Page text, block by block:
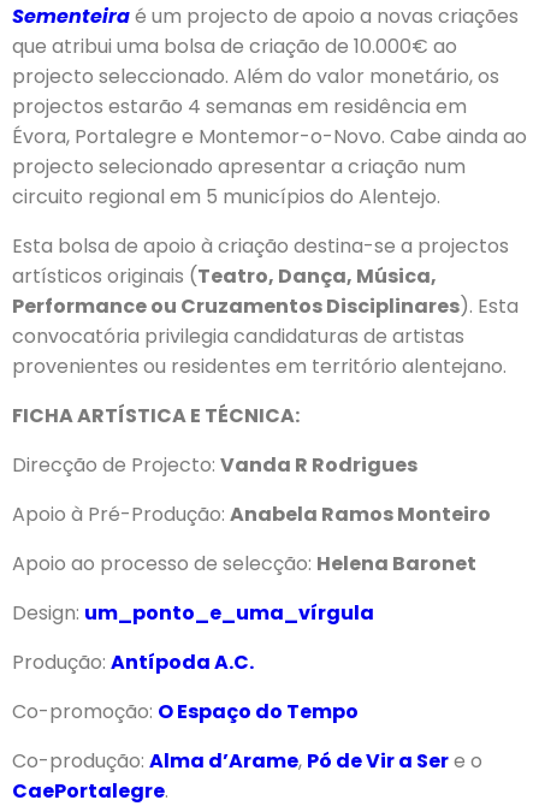
Sementeiraé um projecto de apoio a novas criações
que atribui uma bolsa de criação de 10.000€ ao
projecto seleccionado. Além do valor monetário, os
projectos estarão 4 semanas em residência em
Évora, Portalegre e Montemor-o-Novo. Cabe ainda ao
projecto selecionado apresentar a criação num
circuito regional em 5 municípios do Alentejo.
Esta bolsa de apoio à criação destina-se a projectos
artísticos originais (Teatro, Dança, Música,
Performance ou Cruzamentos Disciplinares). Esta
convocatória privilegia candidaturas de artistas
provenientes ou residentes em território alentejano.
FICHA ARTÍSTICA E TÉCNICA:
Direcção de Projecto: Vanda R Rodrigues
Apoio à Pré-Produção: Anabela Ramos Monteiro
Apoio ao processo de selecção: Helena Baronet
Design: um_ponto_e_uma_vírgula
Produção: Antípoda A.C.
Co-promoção: O Espaço do Tempo
Co-produção: Alma d’Arame, Pó de Vir a Sere o
CaePortalegre.